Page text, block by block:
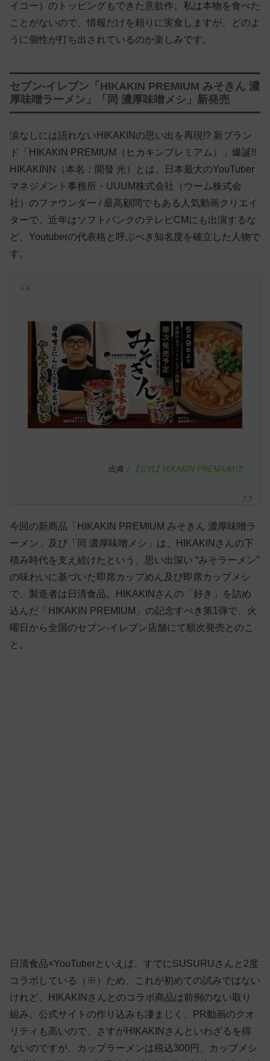
イコー）のトッピングもできた意欲作。私は本物を食べた
ことがないので、情報だけを頼りに実食しますが、どのよ
うに個性が打ち出されているのか楽しみです。
セブン-イレブン「HIKAKIN PREMIUM みそきん 濃
厚味噌ラーメン」「同 濃厚味噌メシ」新発売
涙なしには語れないHIKAKINの思い出を再現!? 新ブラン
ド「HIKAKIN PREMIUM（ヒカキンプレミアム）」爆誕!!
HIKAKINN（本名：開發 光）とは、日本最大のYouTuber
マネジメント事務所・UUUM株式会社（ウーム株式会
社）のファウンダー / 最高顧問でもある人気動画クリエイ
ターで、近年はソフトバンクのテレビCMにも出演するな
ど、Youtuberの代表格と呼ぶべき知名度を確立した人物で
す。
出典： 【公式】HIKAKIN PREMIUM
今回の新商品「HIKAKIN PREMIUM みそきん 濃厚味噌ラ
ーメン」及び「同 濃厚味噌メシ」は、HIKAKINさんの下
積み時代を支え続けたという、思い出深い “みそラーメン”
の味わいに基づいた即席カップめん及び即席カップメシ
で、製造者は日清食品。HIKAKINさんの「好き」を詰め
込んだ「HIKAKIN PREMIUM」の記念すべき第1弾で、火
曜日から全国のセブン-イレブン店舗にて順次発売とのこ
と。
日清食品×YouTuberといえば、すでにSUSURUさんと2度
コラボしている（※）ため、これが初めての試みではない
けれど、HIKAKINさんとのコラボ商品は前例のない取り
組み。公式サイトの作り込みも凄まじく、PR動画のクオ
リティも高いので、さすがHIKAKINさんといわざるを得
ないのですが、カップラーメンは税込300円、カップメシ